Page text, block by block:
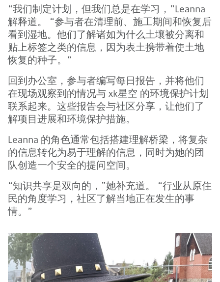
“我们制定计划，但我们总是在学习，”Leanna
解释道。 “参与者在清理前、施工期间和恢复后
看到湿地。他们了解诸如为什么土壤被分离和
贴上标签之类的信息，因为表土携带着使土地
恢复的种子。”
回到办公室，参与者编写每日报告，并将他们
在现场观察到的情况与 xk星空 的环境保护计划
联系起来。这些报告会与社区分享，让他们了
解项目进展和环境保护措施。
Leanna 的角色通常包括搭建理解桥梁，将复杂
的信息转化为易于理解的信息，同时为她的团
队创造一个安全的提问空间。
“知识共享是双向的，”她补充道。 “行业从原住
民的角度学习，社区了解当地正在发生的事
情。”